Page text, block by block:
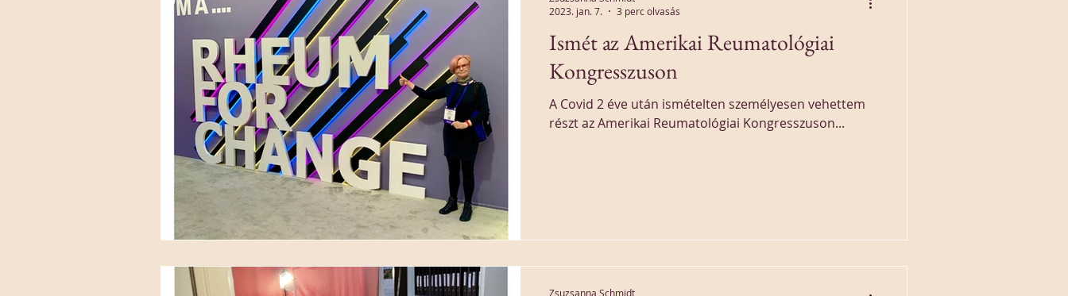
Ismét az Amerikai Reumatológiai
Kongresszuson
A Covid 2 éve után ismételten személyesen vehettem
részt az Amerikai Reumatológiai Kongresszuson...
2023. jan. 7.
3 perc olvasás
Zsuzsanna Schmidt